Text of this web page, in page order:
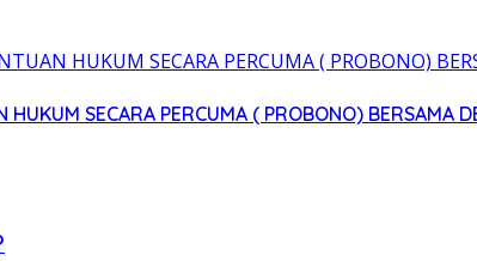
SECARA PERCUMA ( PROBONO) BERSAMA